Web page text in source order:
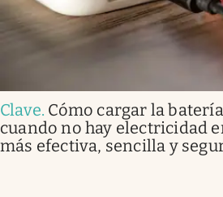
Clave. Cómo cargar la
cuando no hay electricidad
más efectiva, sencilla y